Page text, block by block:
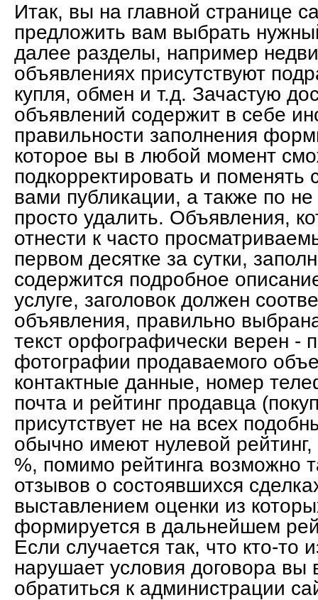
Итак, вы на главной странице
предложить вам выбрать
далее разделы, например
объявлениях присутствуют
купля, обмен и т.д. Зачастую
объявлений содержит в себе
правильности заполнения
которое вы в любой момент
подкорректировать и поменять
вами публикации, а также по не
просто удалить. Объявления,
отнести к часто
первом десятке за сутки,
содержится подробное
услуге, заголовок должен
объявления, правильно
текст орфографически верен -
фотографии продаваемого
контактные данные, номер
почта и рейтинг продавца
присутствует не на всех
обычно имеют нулевой
%, помимо рейтинга возможно
отзывов о состоявшихся
выставлением оценки из
формируется в дальнейшем
Если случается так, что кто-то
нарушает условия договора вы
обратиться к администрации